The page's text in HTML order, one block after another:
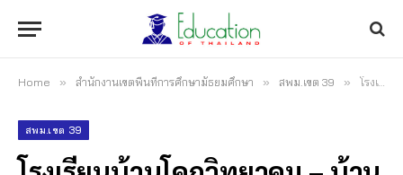
Home » สำนักงานเขตพื้นที่การศึกษามัธยมศึกษา » สพม.เขต 39 » โรงเรียนบ้านโคกวิทยาคม – บ้านโคก (อุตรดิตถ์)
สพม.เขต 39